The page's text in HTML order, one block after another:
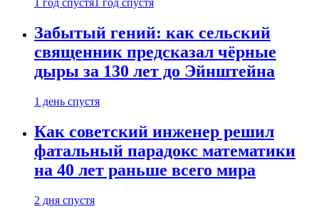
1 год спустя 1 год спустя
Забытый гений: как сельский
священник предсказал чёрные
дыры за 130 лет до Эйнштейна
1 день спустя
Как советский инженер решил
фатальный парадокс математики
на 40 лет раньше всего мира
2 дня спустя